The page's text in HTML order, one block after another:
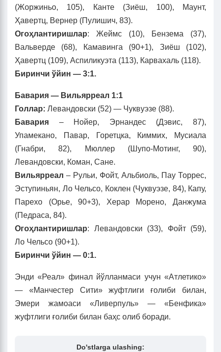
(Жоржиньо, 105), Канте (Зиёш, 100), Маунт,
Ҳавертц, Вернер (Пулишич, 83).
Огоҳлантиришлар: Жеймс (10), Бензема (37),
Вальверде (68), Камавинга (90+1), Зиёш (102),
Ҳавертц (109), Аспиликуэта (113), Карвахаль (118).
Биринчи ўйин — 3:1.
Бавария — Вильярреал 1:1
Голлар: Левандовски (52) — Чуквуэзе (88).
Бавария – Нойер, Эрнандес (Дэвис, 87),
Упамекано, Павар, Горетцка, Киммих, Мусиала
(Гнабри, 82), Мюллер (Шупо-Мотинг, 90),
Левандовски, Коман, Сане.
Вильярреал – Рульи, Фойт, Альбиоль, Пау Торрес,
Эступиньян, Ло Чельсо, Коклен (Чуквуэзе, 84), Капу,
Парехо (Орье, 90+3), Херар Морено, Данжума
(Педраса, 84).
Огоҳлантиришлар: Левандовски (33), Фойт (59),
Ло Чельсо (90+1).
Биринчи ўйин — 0:1.
Энди «Реал» финал йўлланмаси учун «Атлетико»
— «Манчестер Сити» жуфтлиги ғолиби билан,
Эмери жамоаси «Ливерпуль» — «Бенфика»
жуфтлиги ғолиби билан баҳс олиб боради.
Do'stlarga ulashing: